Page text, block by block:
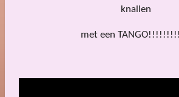
knallen
met een